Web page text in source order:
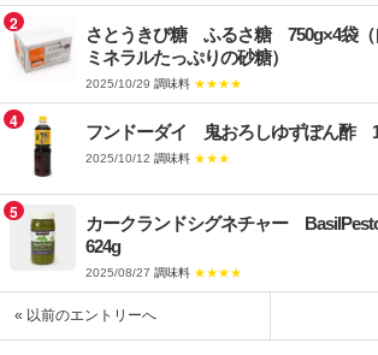
2
さとうきび糖 ふるさ糖 750g×4袋（
ミネラルたっぷりの砂糖）
2025/10/29 調味料 ★★★★
4
フンドーダイ 鬼おろしゆずぽん酢
2025/10/12 調味料 ★★★
5
カークランドシグネチャー
624g
2025/08/27 調味料 ★★★★
« 以前のエントリーへ